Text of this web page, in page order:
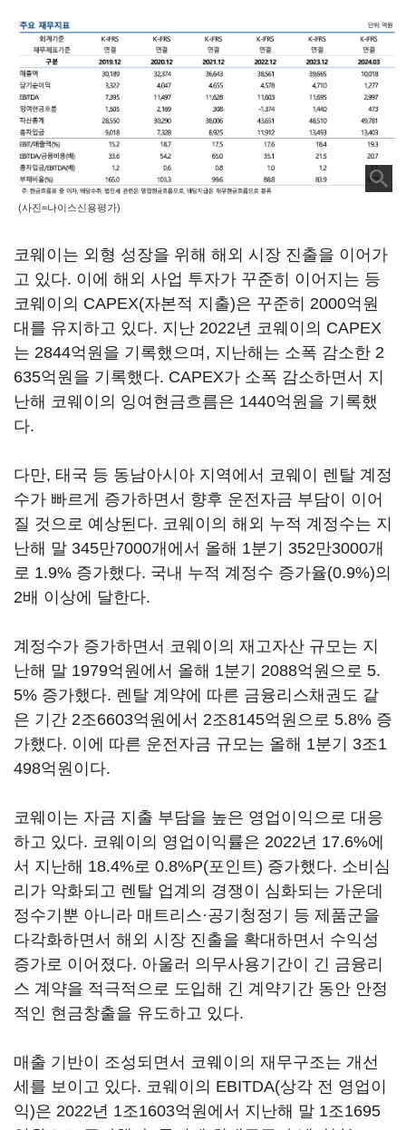
(사진=나이스신용평가)
코웨이는 외형 성장을 위해 해외 시장 진출을 이어가
고 있다. 이에 해외 사업 투자가 꾸준히 이어지는 등
코웨이의 CAPEX(자본적 지출)은 꾸준히 2000억원
대를 유지하고 있다. 지난 2022년 코웨이의 CAPEX
는 2844억원을 기록했으며, 지난해는 소폭 감소한 2
635억원을 기록했다. CAPEX가 소폭 감소하면서 지
난해 코웨이의 잉여현금흐름은 1440억원을 기록했
다.
다만, 태국 등 동남아시아 지역에서 코웨이 렌탈 계정
수가 빠르게 증가하면서 향후 운전자금 부담이 이어
질 것으로 예상된다. 코웨이의 해외 누적 계정수는 지
난해 말 345만7000개에서 올해 1분기 352만3000개
로 1.9% 증가했다. 국내 누적 계정수 증가율(0.9%)의
2배 이상에 달한다.
계정수가 증가하면서 코웨이의 재고자산 규모는 지
난해 말 1979억원에서 올해 1분기 2088억원으로 5.
5% 증가했다. 렌탈 계약에 따른 금융리스채권도 같
은 기간 2조6603억원에서 2조8145억원으로 5.8% 증
가했다. 이에 따른 운전자금 규모는 올해 1분기 3조1
498억원이다.
코웨이는 자금 지출 부담을 높은 영업이익으로 대응
하고 있다. 코웨이의 영업이익률은 2022년 17.6%에
서 지난해 18.4%로 0.8%P(포인트) 증가했다. 소비심
리가 악화되고 렌탈 업계의 경쟁이 심화되는 가운데
정수기뿐 아니라 매트리스·공기청정기 등 제품군을
다각화하면서 해외 시장 진출을 확대하면서 수익성
증가로 이어졌다. 아울러 의무사용기간이 긴 금융리
스 계약을 적극적으로 도입해 긴 계약기간 동안 안정
적인 현금창출을 유도하고 있다.
매출 기반이 조성되면서 코웨이의 재무구조는 개선
세를 보이고 있다. 코웨이의 EBITDA(상각 전 영업이
익)은 2022년 1조1603억원에서 지난해 말 1조1695